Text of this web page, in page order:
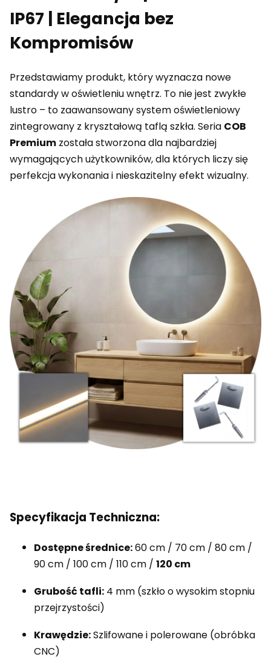
IP67 | Elegancja bez
Kompromisów
Przedstawiamy produkt, który wyznacza nowe
standardy w oświetleniu wnętrz. To nie jest zwykłe
lustro – to zaawansowany system oświetleniowy
zintegrowany z kryształową taflą szkła. Seria COB
Premium została stworzona dla najbardziej
wymagających użytkowników, dla których liczy się
perfekcja wykonania i nieskazitelny efekt wizualny.
Specyfikacja Techniczna:
Dostępne średnice:60 cm / 70 cm / 80 cm /
90 cm / 100 cm / 110 cm / 120 cm
Grubość tafli: 4 mm (szkło o wysokim stopniu
przejrzystości)
Krawędzie:Szlifowane i polerowane (obróbka
CNC)